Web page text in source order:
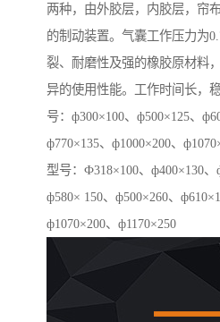
两种，由外胶层，内胶层，帘
的制动装置。气囊工作压力为
裂、耐磨性及强的橡胶原材料
异的使用性能。工作时间长，
号：ф300×100、ф500×125、
ф770×135、ф1000×200、
型号：Ф318×100、ф400×130、
ф580× 150、ф500×260、
ф1070×200、ф1170×250